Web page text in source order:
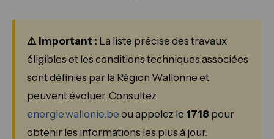
⚠️ Important : La liste précise des travaux
éligibles et les conditions techniques associées
sont définies par la Région Wallonne et
peuvent évoluer. Consultez
energie.wallonie.be ou appelez le 1718 pour
obtenir les informations les plus à jour.